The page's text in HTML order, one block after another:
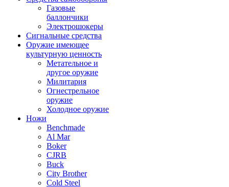
Газовые
баллончики
Электрошокеры
Сигнальные средства
Оружие имеющее
культурную ценность
Метательное и
другое оружие
Милитария
Огнестрельное
оружие
Холодное оружие
Ножи
Benchmade
Al Mar
Boker
CJRB
Buck
City Brother
Cold Steel